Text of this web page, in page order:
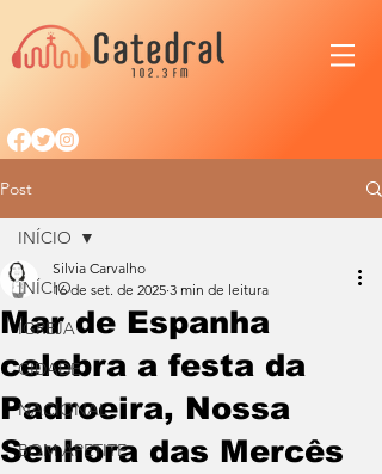
Post
INÍCIO
IGREJA
CIDADE
NACIONAL
BOM APETITE
INÍCIO
Mar de Espanha
celebra a festa da
Padroeira, Nossa
Senhora das Mercês
Silvia Carvalho
16 de set. de 2025 3 min de leitura